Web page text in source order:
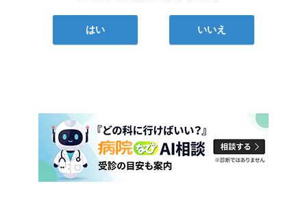
はい いいえ